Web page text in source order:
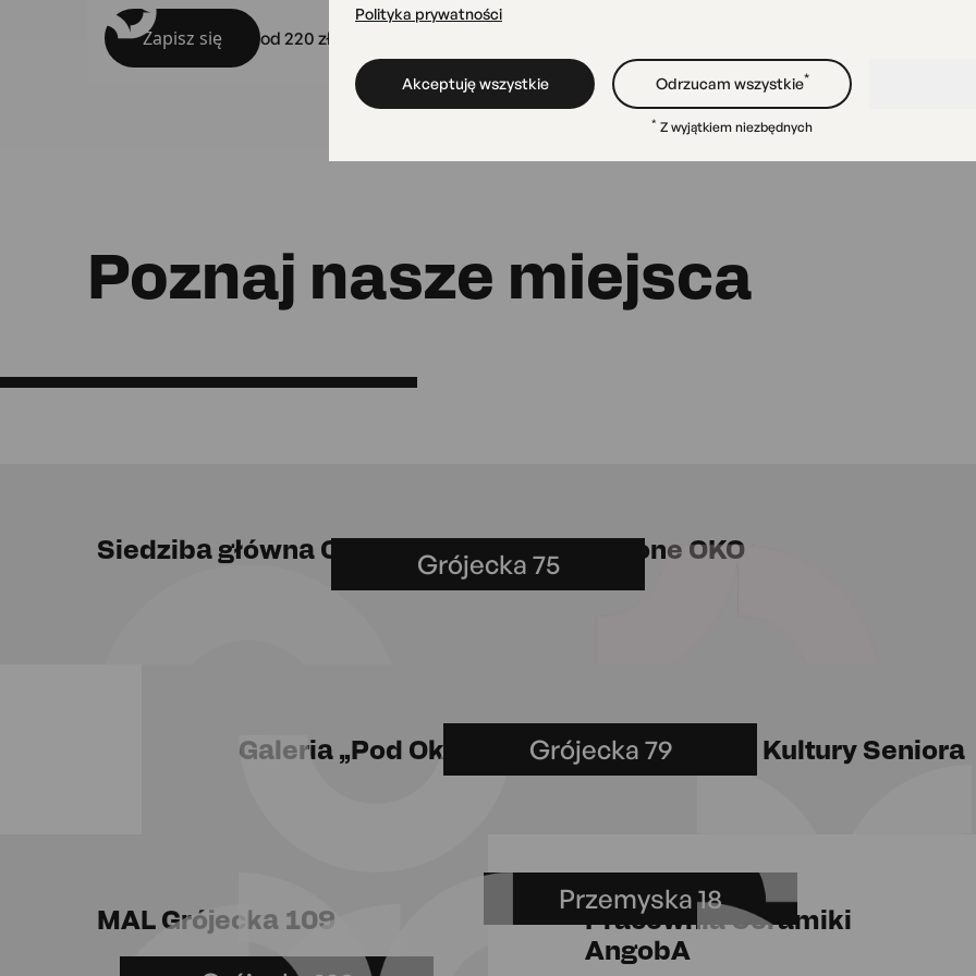
Polityka prywatności
Akceptuję wszystkie Odrzucam wszystkie*
* Z wyjątkiem niezbędnych
Zapisz się od 220 zł
Poznaj nasze miejsca
Grójecka 75
Siedziba główna OKO Zielone OKO
Grójecka 79
Galeria „Pod Okiem” Klub Kultury Seniora
MAL Grójecka 109
Przemyska 18
Pracownia Ceramiki
AngobA